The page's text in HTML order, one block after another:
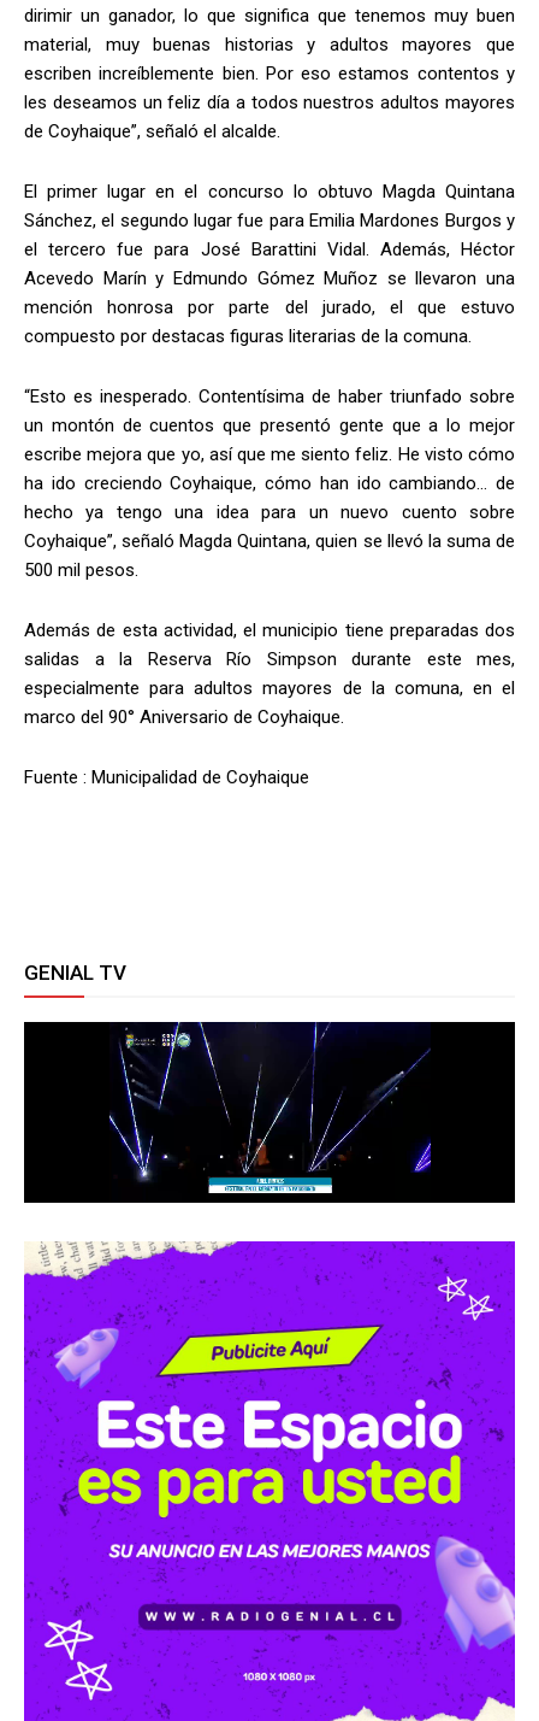
dirimir un ganador, lo que significa que tenemos muy buen
material, muy buenas historias y adultos mayores que
escriben increíblemente bien. Por eso estamos contentos y
les deseamos un feliz día a todos nuestros adultos mayores
de Coyhaique”, señaló el alcalde.
El primer lugar en el concurso lo obtuvo Magda Quintana
Sánchez, el segundo lugar fue para Emilia Mardones Burgos y
el tercero fue para José Barattini Vidal. Además, Héctor
Acevedo Marín y Edmundo Gómez Muñoz se llevaron una
mención honrosa por parte del jurado, el que estuvo
compuesto por destacas figuras literarias de la comuna.
“Esto es inesperado. Contentísima de haber triunfado sobre
un montón de cuentos que presentó gente que a lo mejor
escribe mejora que yo, así que me siento feliz. He visto cómo
ha ido creciendo Coyhaique, cómo han ido cambiando… de
hecho ya tengo una idea para un nuevo cuento sobre
Coyhaique”, señaló Magda Quintana, quien se llevó la suma de
500 mil pesos.
Además de esta actividad, el municipio tiene preparadas dos
salidas a la Reserva Río Simpson durante este mes,
especialmente para adultos mayores de la comuna, en el
marco del 90° Aniversario de Coyhaique.
Fuente : Municipalidad de Coyhaique
GENIAL TV